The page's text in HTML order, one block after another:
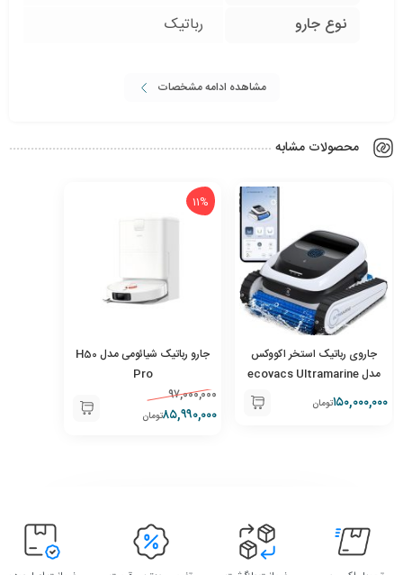
نوع جارو
رباتیک
مشاهده ادامه مشخصات
محصولات مشابه
جاروی رباتیک استخر اکووکس
مدل ecovacs Ultramarine
۱۵۰,۰۰۰,۰۰۰تومان
11%
جارو رباتیک شیائومی مدل H50
Pro
۹۷,۰۰۰,۰۰۰
۸۵,۹۹۰,۰۰۰تومان